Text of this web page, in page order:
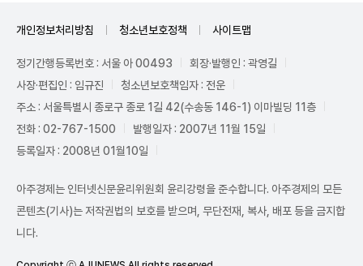
개인정보처리방침 청소년보호정책 사이트맵
정기간행등록번호 : 서울 아 00493
회장·발행인 : 곽영길
사장·편집인 : 임규진
청소년보호책임자 : 전운
주소 : 서울특별시 종로구 종로 1길 42(수송동 146-1) 이마빌딩 11층
전화 : 02-767-1500
발행일자 : 2007년 11월 15일
등록일자 : 2008년 01월10일
아주경제는 인터넷신문윤리위원회 윤리강령을 준수합니다. 아주경제의 모든
콘텐츠(기사)는 저작권법의 보호를 받으며, 무단전재, 복사, 배포 등을 금지합
니다.